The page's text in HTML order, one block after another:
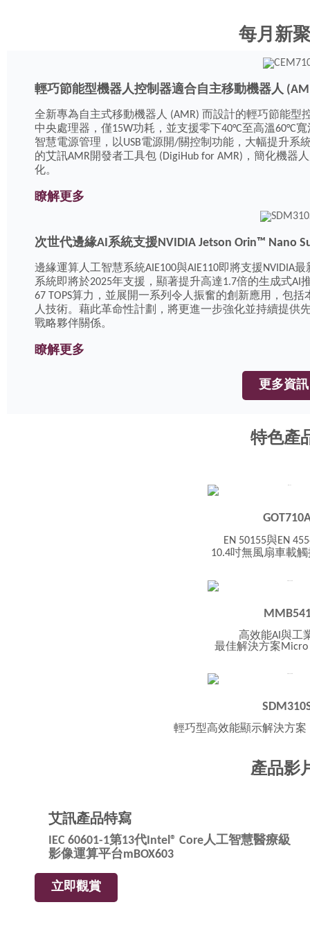
每月新
輕巧節能型機器人控制器適合自主移動機器人
全新專為自主式移動機器人 (AMR) 而設計的輕巧節能型
中央處理器，僅15W功耗，並支援零下40°C至高溫60°C
智慧電源管理，以USB電源開/關控制功能，大幅提升系
的艾訊AMR開發者工具包 (DigiHub for AMR)，簡化機
化。
瞭解更多
次世代邊緣AI系統支援NVIDIA Jetson Orin™ Nano
邊緣運算人工智慧系統AIE100與AIE110即將支援NVIDIA最
系統即將於2025年支援，顯著提升高達1.7倍的生成式AI
67 TOPS算力，並展開一系列令人振奮的創新應用，包
人技術。藉此革命性計劃，將更進一步強化並持續提供
戰略夥伴關係。
瞭解更多
更多資訊
特色產
EN 50155與EN
10.4吋無風扇車載
高效能AI與工
最佳解決方案Micro
輕巧型高效能顯示解決方案
產品影
艾訊產品特寫
IEC 60601-1第13代Intel® Core人工智慧醫療級
影像運算平台mBOX603
立即觀賞